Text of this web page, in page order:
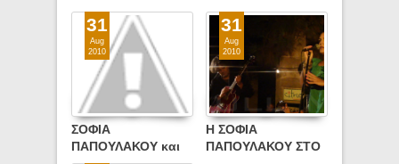
ΣΟΦΙΑ
ΠΑΠΟΥΛΑΚΟΥ και
31
Aug
2010
Η ΣΟΦΙΑ
ΠΑΠΟΥΛΑΚΟΥ ΣΤΟ
31
Aug
2010